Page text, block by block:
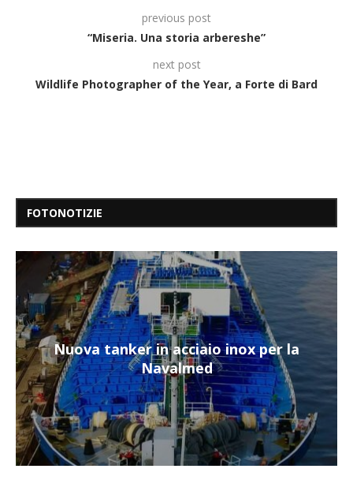
previous post
“Miseria. Una storia arbereshe”
next post
Wildlife Photographer of the Year, a Forte di Bard
FOTONOTIZIE
Nuova tanker in acciaio inox per la
Navalmed